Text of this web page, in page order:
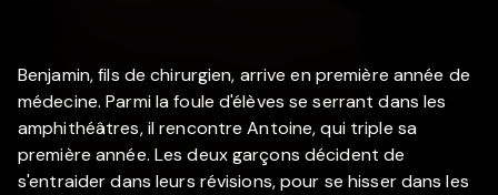
Benjamin, fils de chirurgien, arrive en première année de
médecine. Parmi la foule d'élèves se serrant dans les
amphithéâtres, il rencontre Antoine, qui triple sa
première année. Les deux garçons décident de
s'entraider dans leurs révisions, pour se hisser dans les